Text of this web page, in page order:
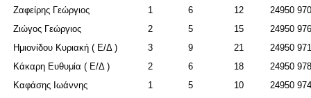
Ζαφείρης Γεώργιος
1 6 12
24950
Ζιώγος Γεώργιος
2 5 15
24950
Ημιονίδου Κυριακή ( Ε/Δ )
3 9 21
24950
Κάκαρη Ευθυμία ( Ε/Δ )
2 6 18
24950
Καφάσης Ιωάννης
1 5 10
24950